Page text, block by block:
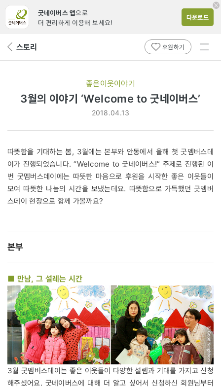
굿네이버스 앱으로
더 편리하게 이용해 보세요!
다운로드
뒤 스토리 후원하기
전체
좋은이웃이야기
3월의 이야기 ‘Welcome to 굿네이버스’
2018.04.13
따뜻함을 기대하는 봄, 3월에는 본부와 안동에서 올해 첫 굿멤버스데
이가 진행되었습니다. “Welcome to 굿네이버스!” 주제로 진행된 이
번 굿멤버스데이에는 따뜻한 마음으로 후원을 시작한 좋은 이웃들이
모여 따뜻한 나눔의 시간을 보냈는데요. 따뜻함으로 가득했던 굿멤버
스데이 현장으로 함께 가볼까요?
본부
■ 만남, 그 설레는 시간
3월 굿멤버스데이는 좋은 이웃들이 다양한 설렘과 기대를 가지고 신청
해주셨어요. 굿네이버스에 대해 더 알고 싶어서 신청하신 회원님부터